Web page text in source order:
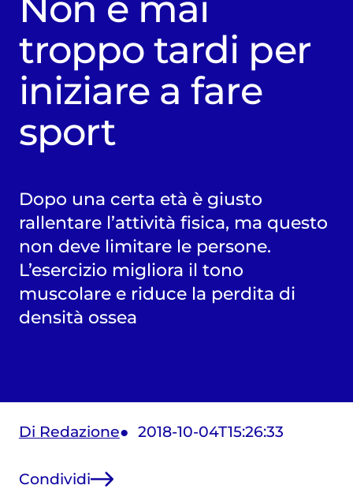
troppo tardi per
iniziare a fare
sport
Dopo una certa età è giusto
rallentare l’attività fisica, ma questo
non deve limitare le persone.
L’esercizio migliora il tono
muscolare e riduce la perdita di
densità ossea
Di Redazione 2018-10-04T15:26:33
Condividi